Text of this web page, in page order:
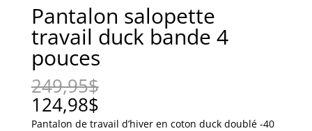
Pantalon salopette
travail duck bande 4
pouces
249,95$
124,98$
Pantalon de travail d’hiver en coton duck doublé -40